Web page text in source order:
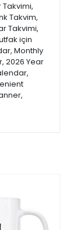
Takvimi,
Takvim,
Takvimi,
için
Monthly
2026 Year